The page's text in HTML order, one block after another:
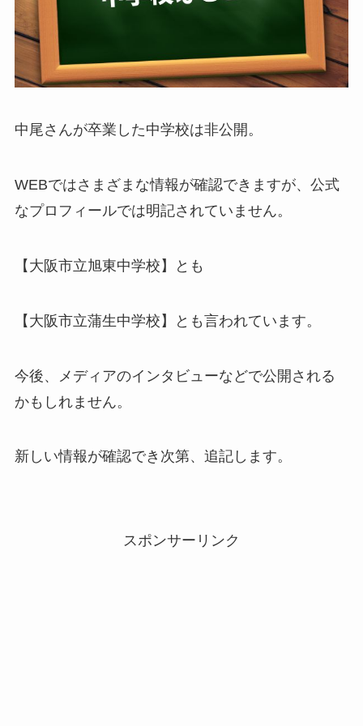
中尾さんが卒業した中学校は非公開。
WEBではさまざまな情報が確認できますが、公式
なプロフィールでは明記されていません。
【大阪市立旭東中学校】とも
【大阪市立蒲生中学校】とも言われています。
今後、メディアのインタビューなどで公開される
かもしれません。
新しい情報が確認でき次第、追記します。
スポンサーリンク